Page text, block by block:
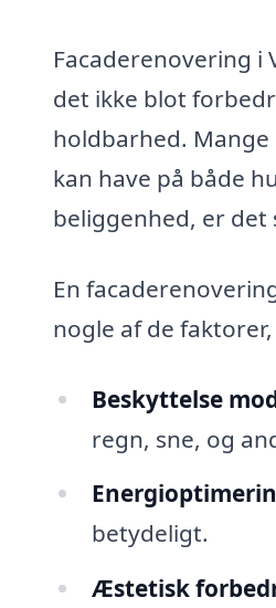
Facaderenovering i
det ikke blot
holdbarhed.
kan have på både
beliggenhed, er
En
nogle af de
Beskyttelse
regn, sne, og
betydeligt.
Æstetisk